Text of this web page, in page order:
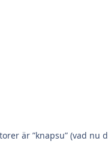
är ”knapsu” (vad nu